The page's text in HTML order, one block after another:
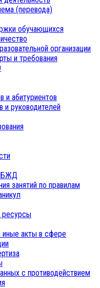
(перевода)
обучающихся
организации
и требования
и абитуриентов
и руководителей
БЖД
занятий по правилам
ресурсы
акты в сфере
с противодействием